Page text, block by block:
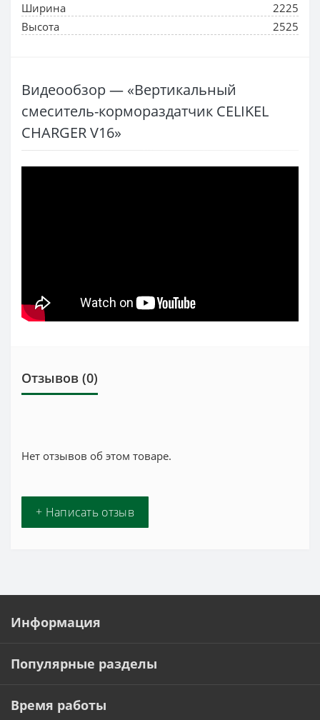
Ширина
2225
Высота
2525
Видеообзор — «Вертикальный
смеситель-кормораздатчик CELIKEL
CHARGER V16»
Отзывов (0)
Нет отзывов об этом товаре.
+ Написать отзыв
Информация
Популярные разделы
Время работы